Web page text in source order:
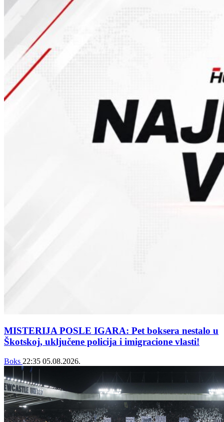
MISTERIJA POSLE IGARA: Pet boksera nestalo u
Škotskoj, uključene policija i imigracione vlasti!
Boks 22:35 05.08.2026.